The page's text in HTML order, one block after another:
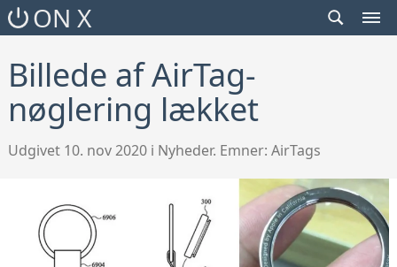
ON X
TOGGLE
Billede af AirTag-
nøglering lækket
Udgivet 10. nov 2020 i Nyheder. Emner: AirTags